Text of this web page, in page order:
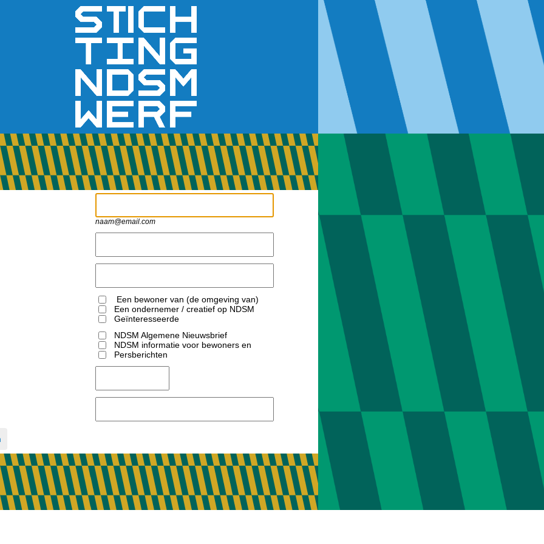
naam@email.com
Een bewoner van (de omgeving van)
Een ondernemer / creatief op NDSM
Geïnteresseerde
NDSM Algemene Nieuwsbrief
NDSM informatie voor bewoners en
Persberichten